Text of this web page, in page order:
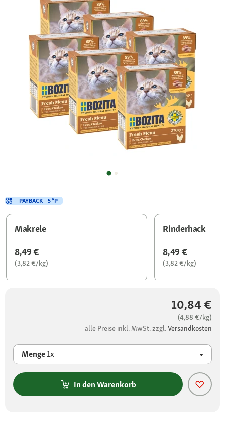
Makrele
8,49 €
(3,82 €/kg)
Rinderhack
8,49 €
(3,82 €/kg)
10,84 €
(4,88 €/kg)
alle Preise inkl. MwSt. zzgl.Versandkosten
Menge1x
In den Warenkorb
PAYBACK 5 °P